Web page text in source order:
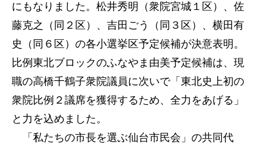
にもなりました。松井秀明（衆院宮城１区）、佐
藤克之（同２区）、吉田ごう（同３区）、横田有
史（同６区）の各小選挙区予定候補が決意表明。
比例東北ブロックのふなやま由美予定候補は、現
職の高橋千鶴子衆院議員に次いで「東北史上初の
衆院比例２議席を獲得するため、全力をあげる」
と力を込めました。
「私たちの市長を選ぶ仙台市民会」の共同代